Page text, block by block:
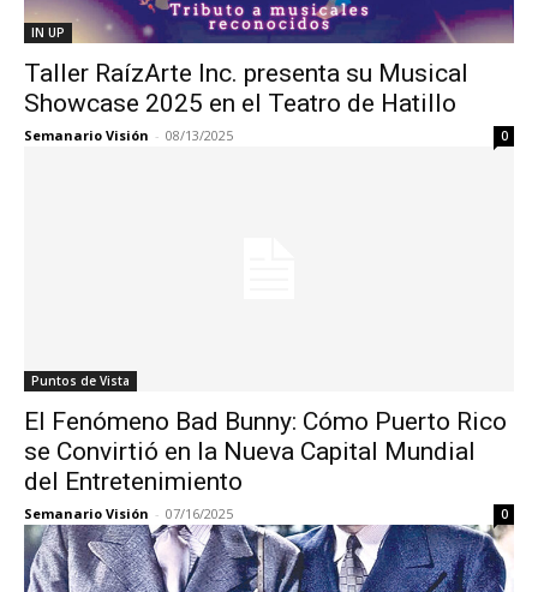
IN UP
Taller RaízArte Inc. presenta su Musical
Showcase 2025 en el Teatro de Hatillo
Semanario Visión - 08/13/2025 0
Puntos de Vista
El Fenómeno Bad Bunny: Cómo Puerto Rico
se Convirtió en la Nueva Capital Mundial
del Entretenimiento
Semanario Visión - 07/16/2025 0